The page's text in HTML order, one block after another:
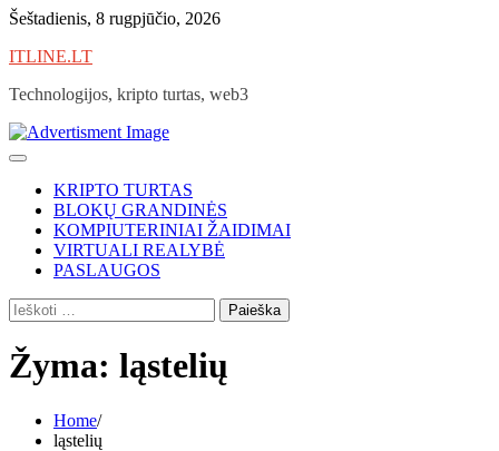
Skip
content
Šeštadienis, 8 rugpjūčio, 2026
ITLINE.LT
Technologijos, kripto turtas, web3
KRIPTO TURTAS
BLOKŲ GRANDINĖS
KOMPIUTERINIAI ŽAIDIMAI
VIRTUALI REALYBĖ
PASLAUGOS
Ieškoti:
Žyma: ląstelių
Home
ląstelių